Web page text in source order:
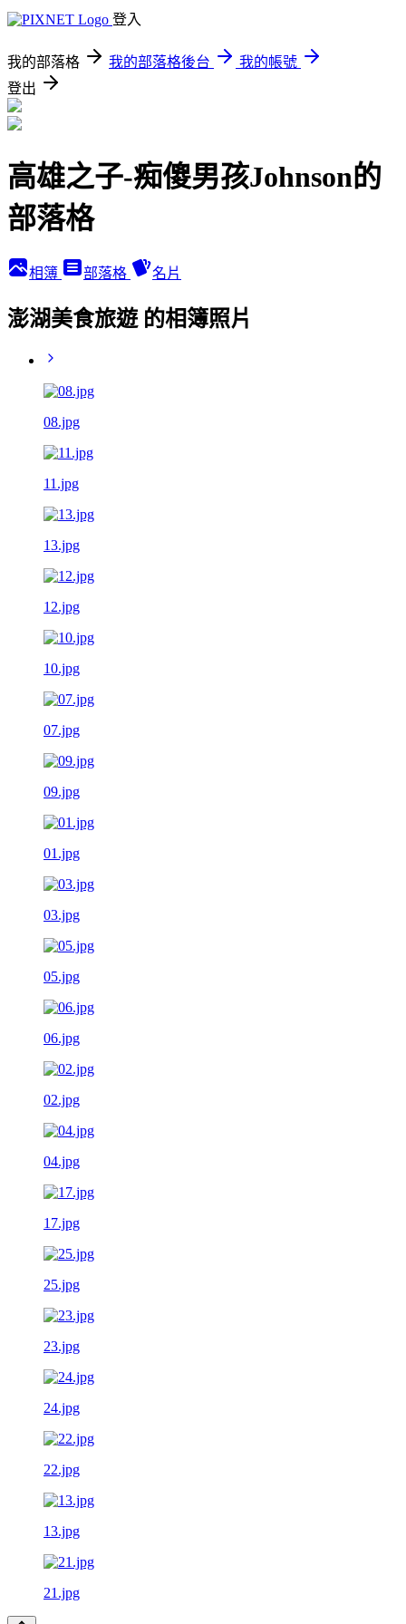
登入
我的部落格 我的部落格後台
我的帳號
登出
高雄之子-痴傻男孩Johnson的
部落格
相簿 部落格 名片
澎湖美食旅遊 的相簿照片
08.jpg
11.jpg
13.jpg
12.jpg
10.jpg
07.jpg
09.jpg
01.jpg
03.jpg
05.jpg
06.jpg
02.jpg
04.jpg
17.jpg
25.jpg
23.jpg
24.jpg
22.jpg
13.jpg
21.jpg